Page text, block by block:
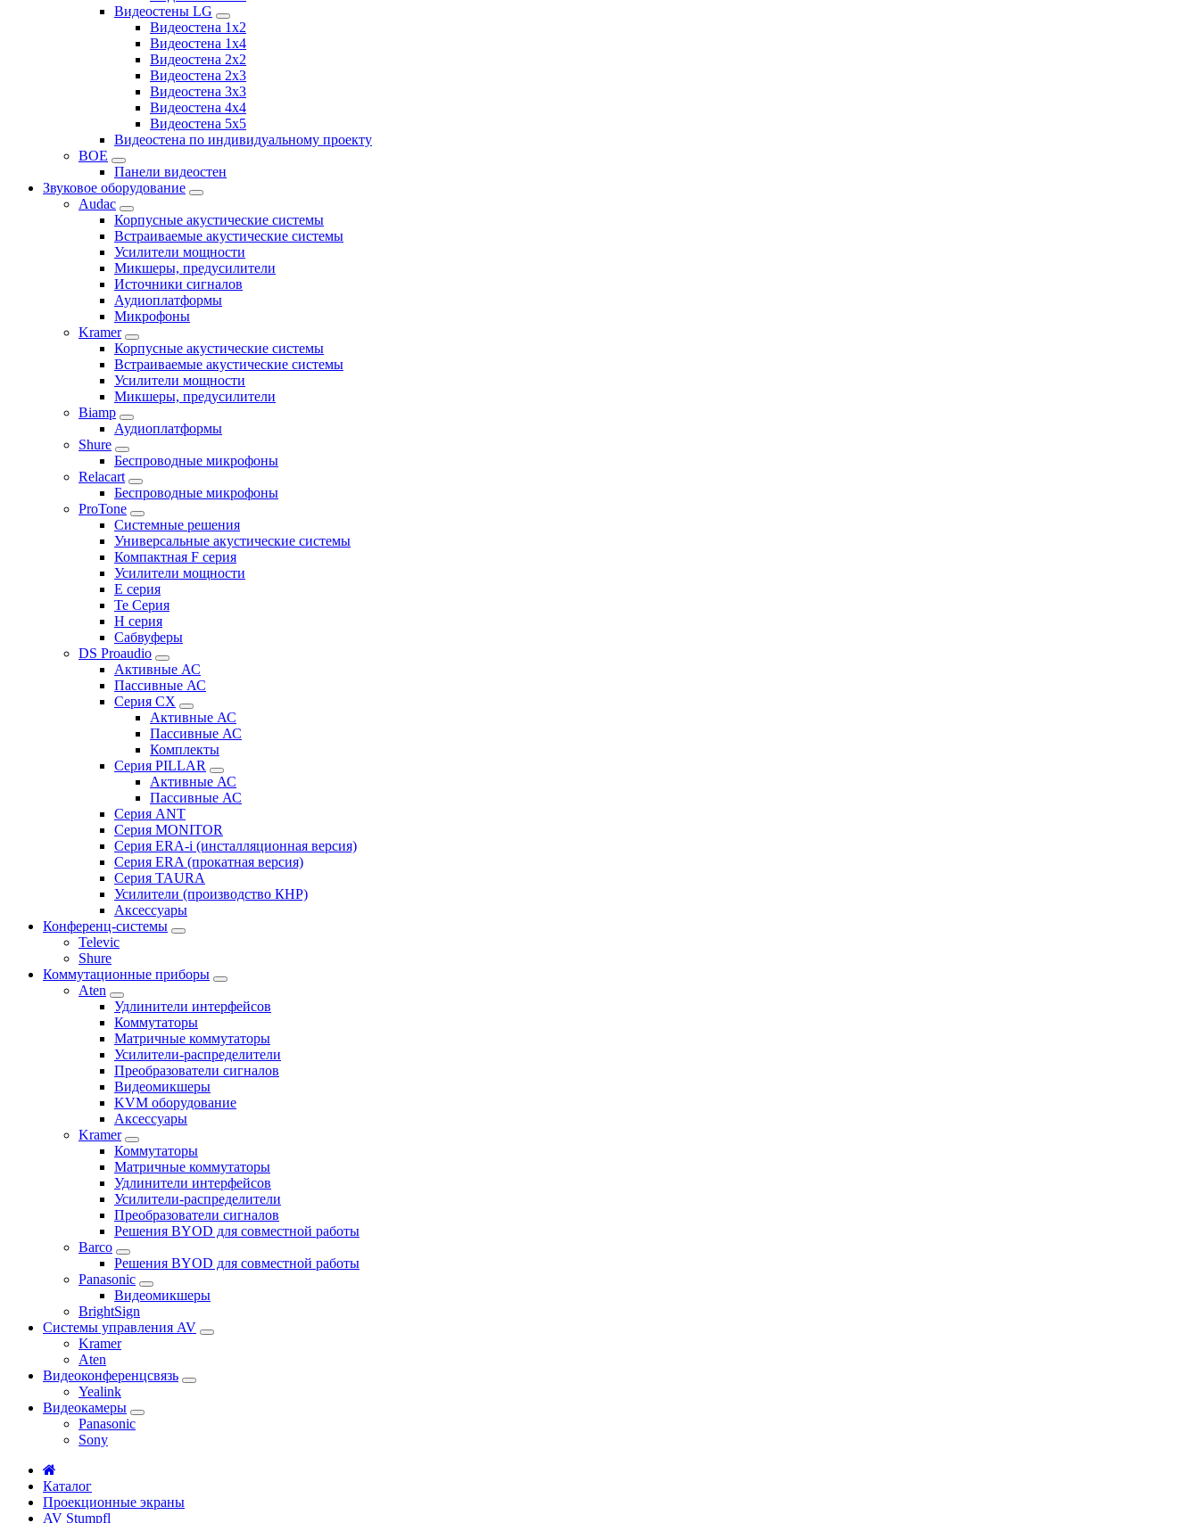
Видеостены LG
Видеостена 1x2
Видеостена 1x4
Видеостена 2x2
Видеостена 2x3
Видеостена 3x3
Видеостена 4x4
Видеостена 5x5
Видеостена по индивидуальному проекту
BOE
Панели видеостен
Звуковое оборудование
Audac
Корпусные акустические системы
Встраиваемые акустические системы
Усилители мощности
Микшеры, предусилители
Источники сигналов
Аудиоплатформы
Микрофоны
Kramer
Корпусные акустические системы
Встраиваемые акустические системы
Усилители мощности
Микшеры, предусилители
Biamp
Аудиоплатформы
Shure
Беспроводные микрофоны
Relacart
Беспроводные микрофоны
ProTone
Системные решения
Универсальные акустические системы
Компактная F серия
Усилители мощности
E серия
Te Серия
H серия
Сабвуферы
DS Proaudio
Активные АС
Пассивные АС
Серия CX
Активные АС
Пассивные АС
Комплекты
Серия PILLAR
Активные АС
Пассивные АС
Серия ANT
Серия MONITOR
Серия ERA-i (инсталляционная версия)
Серия ERA (прокатная версия)
Серия TAURA
Усилители (производство КНР)
Аксессуары
Конференц-системы
Televic
Shure
Коммутационные приборы
Aten
Удлинители интерфейсов
Коммутаторы
Матричные коммутаторы
Усилители-распределители
Преобразователи сигналов
Видеомикшеры
KVM оборудование
Аксессуары
Kramer
Коммутаторы
Матричные коммутаторы
Удлинители интерфейсов
Усилители-распределители
Преобразователи сигналов
Решения BYOD для совместной работы
Barco
Решения BYOD для совместной работы
Panasonic
Видеомикшеры
BrightSign
Системы управления AV
Kramer
Aten
Видеоконференцсвязь
Yealink
Видеокамеры
Panasonic
Sony
Каталог
Проекционные экраны
AV Stumpfl